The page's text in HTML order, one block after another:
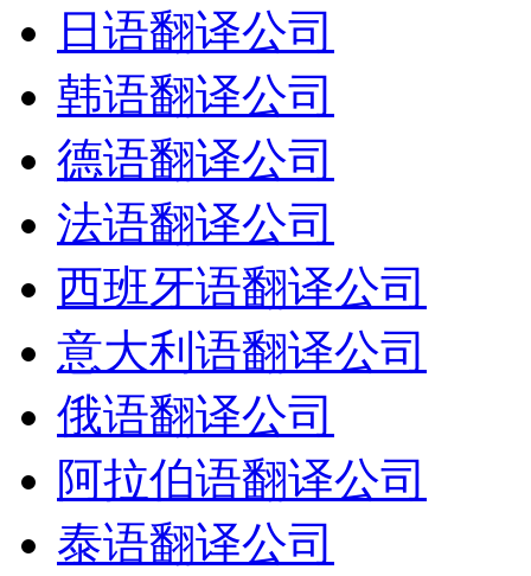
日语翻译公司
韩语翻译公司
德语翻译公司
法语翻译公司
西班牙语翻译公司
意大利语翻译公司
俄语翻译公司
阿拉伯语翻译公司
泰语翻译公司